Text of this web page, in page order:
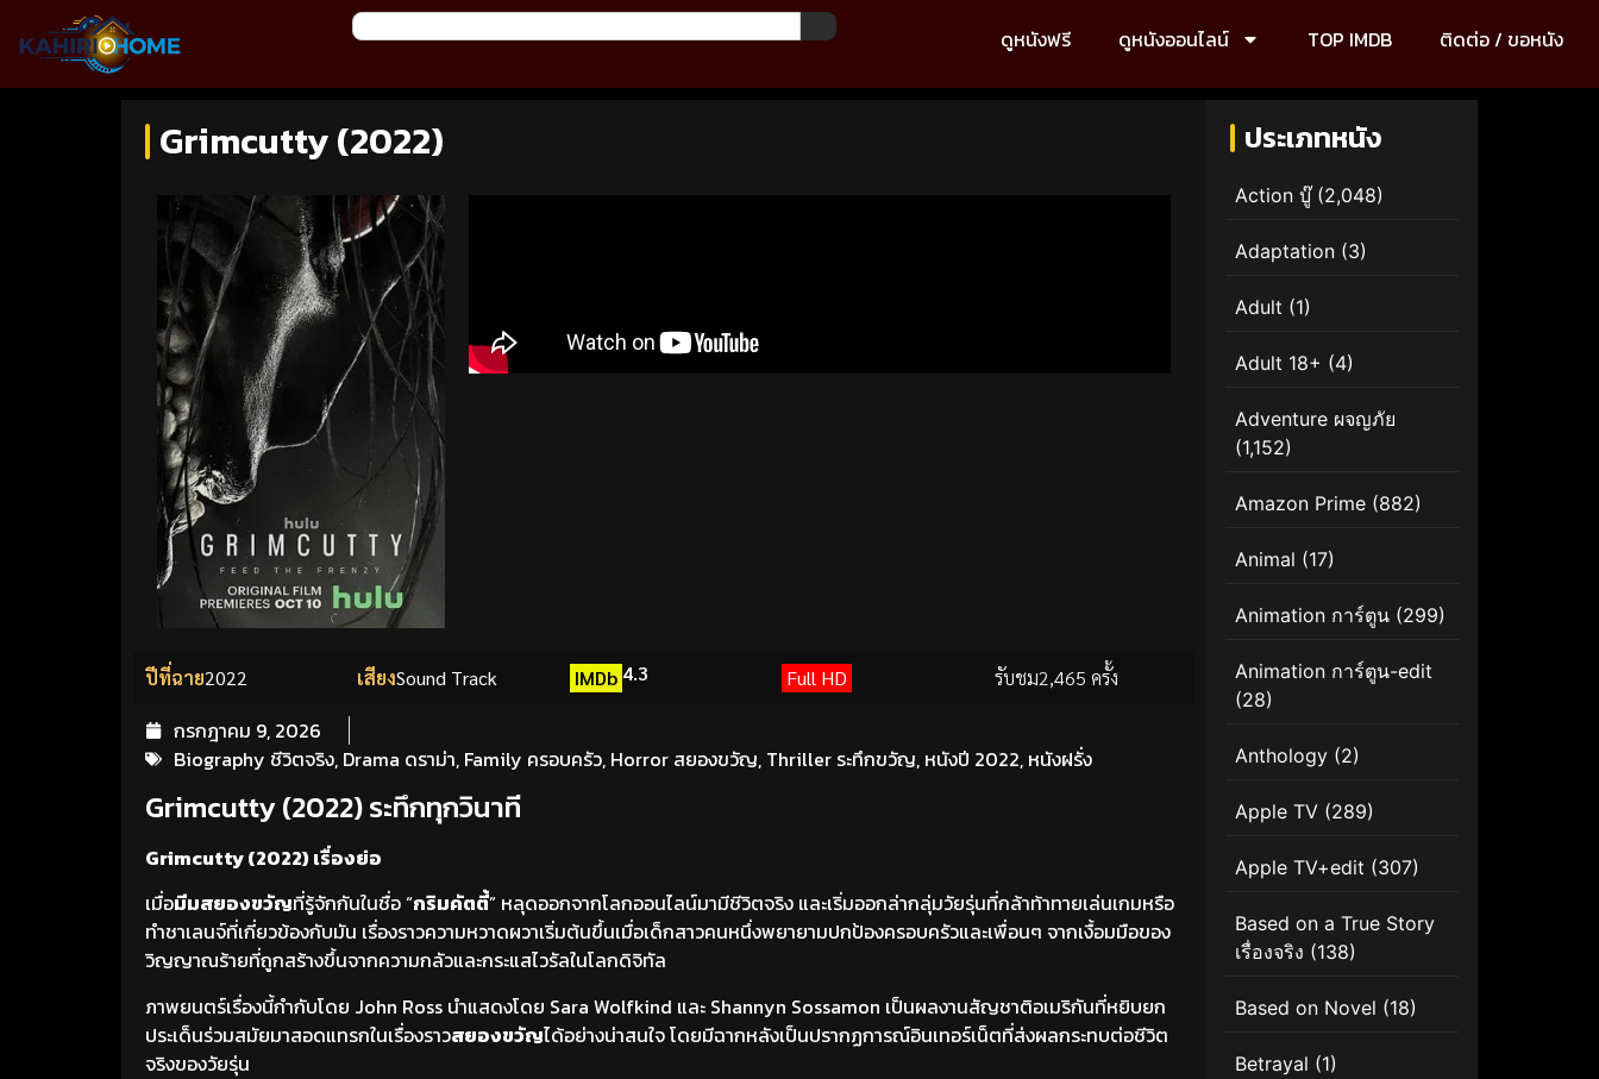
ดูหนังฟรี ดูหนังออนไลน์ TOP IMDB ติดต่อ / ขอหนัง
Grimcutty (2022)
ปีที่ฉาย2022 เสียงSound Track IMDb 4.3 Full HD รับชม2,465 ครั้ง
กรกฎาคม 9, 2026
Biography ชีวิตจริง, Drama ดราม่า, Family ครอบครัว, Horror สยองขวัญ, Thriller ระทึกขวัญ, หนังปี 2022, หนังฝรั่ง
Grimcutty (2022) ระทึกทุกวินาที
Grimcutty (2022) เรื่องย่อ
เมื่อมีมสยองขวัญที่รู้จักกันในชื่อ “กริมคัตตี้” หลุดออกจากโลกออนไลน์มามีชีวิตจริง และเริ่มออกล่ากลุ่มวัยรุ่นที่กล้าท้าทายเล่นเกมหรือ
ทำชาเลนจ์ที่เกี่ยวข้องกับมัน เรื่องราวความหวาดผวาเริ่มต้นขึ้นเมื่อเด็กสาวคนหนึ่งพยายามปกป้องครอบครัวและเพื่อนๆ จากเงื้อมมือของ
วิญญาณร้ายที่ถูกสร้างขึ้นจากความกลัวและกระแสไวรัลในโลกดิจิทัล
ภาพยนตร์เรื่องนี้กำกับโดย John Ross นำแสดงโดย Sara Wolfkind และ Shannyn Sossamon เป็นผลงานสัญชาติอเมริกันที่หยิบยก
ประเด็นร่วมสมัยมาสอดแทรกในเรื่องราวสยองขวัญได้อย่างน่าสนใจ โดยมีฉากหลังเป็นปรากฏการณ์อินเทอร์เน็ตที่ส่งผลกระทบต่อชีวิต
จริงของวัยรุ่น
ประเภทหนัง
Action บู๊(2,048)
Adaptation (3)
Adult (1)
Adult 18+ (4)
Adventure ผจญภัย
(1,152)
Amazon Prime (882)
Animal (17)
Animation การ์ตูน (299)
Animation การ์ตูน-edit
(28)
Anthology (2)
Apple TV (289)
Apple TV+edit (307)
Based on a True Story
เรื่องจริง (138)
Based on Novel (18)
Betrayal (1)